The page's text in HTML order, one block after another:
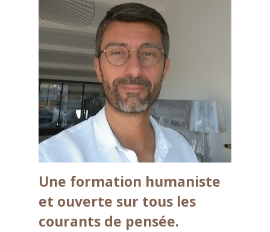
Une formation humaniste
et ouverte sur tous les
courants de pensée.